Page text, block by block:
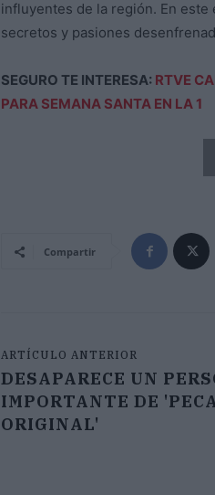
influyentes de la región. En
secretos y pasiones
SEGURO TE INTERESA: RTVE
PARA SEMANA SANTA EN LA 1
Compartir
ARTÍCULO ANTERIOR
DESAPARECE UN
IMPORTANTE DE
ORIGINAL'